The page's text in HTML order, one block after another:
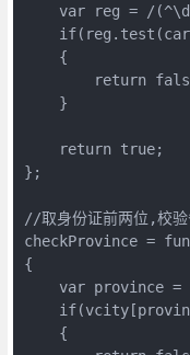
var reg = /
    {
return
    }
    return true;
};
//取身份证前两位,校
checkProvince =
{
var province
    {